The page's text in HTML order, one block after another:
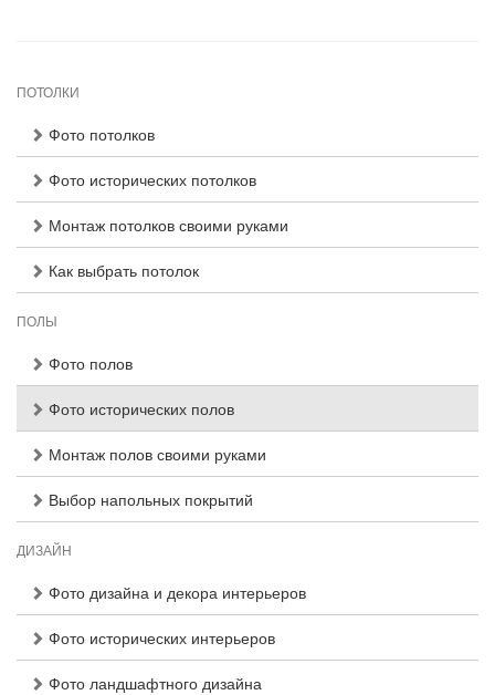
ПОТОЛКИ
Фото потолков
Фото исторических потолков
Монтаж потолков своими руками
Как выбрать потолок
ПОЛЫ
Фото полов
Фото исторических полов
Монтаж полов своими руками
Выбор напольных покрытий
ДИЗАЙН
Фото дизайна и декора интерьеров
Фото исторических интерьеров
Фото ландшафтного дизайна